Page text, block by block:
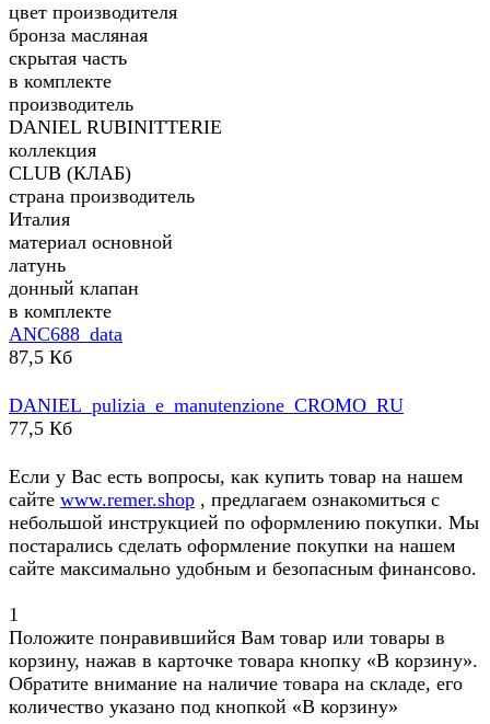
цвет производителя
бронза масляная
скрытая часть
в комплекте
производитель
DANIEL RUBINITTERIE
коллекция
CLUB (КЛАБ)
страна производитель
Италия
материал основной
латунь
донный клапан
в комплекте
ANC688_data
87,5 Кб
DANIEL_pulizia_e_manutenzione_CROMO_RU
77,5 Кб
Если у Вас есть вопросы, как купить товар на нашем
сайте www.remer.shop , предлагаем ознакомиться с
небольшой инструкцией по оформлению покупки. Мы
постарались сделать оформление покупки на нашем
сайте максимально удобным и безопасным финансово.
1
Положите понравившийся Вам товар или товары в
корзину, нажав в карточке товара кнопку «В корзину».
Обратите внимание на наличие товара на складе, его
количество указано под кнопкой «В корзину»